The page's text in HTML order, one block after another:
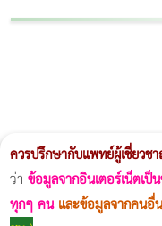
ควรปรึกษากับแพทย์ผู้เชี่ยวช
ว่า ข้อมูลจากอินเตอร์เน็ตเป็
ทุกๆ คน และข้อมูลจากคนอื่